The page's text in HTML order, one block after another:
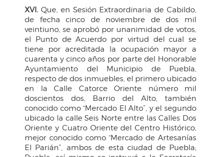
XVI. Que, en Sesión Extraordinaria de Cabildo,
de fecha cinco de noviembre de dos mil
veintiuno, se aprobó por unanimidad de votos,
el Punto de Acuerdo por virtud del cual se
tiene por acreditada la ocupación mayor a
cuarenta y cinco años por parte del Honorable
Ayuntamiento del Municipio de Puebla,
respecto de dos inmuebles, el primero ubicado
en la Calle Catorce Oriente número mil
doscientos dos, Barrio del Alto, también
conocido como “Mercado El Alto”, y el segundo
ubicado la calle Seis Norte entre las Calles Dos
Oriente y Cuatro Oriente del Centro Histórico,
mejor conocido como “Mercado de Artesanías
El Parián”, ambos de esta ciudad de Puebla;